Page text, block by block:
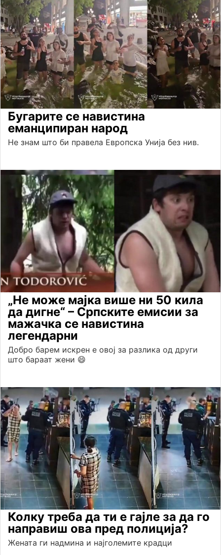
Бугарите се навистина
еманципиран народ
Не знам што би правела Европска Унија без нив.
„Не може мајка више ни 50 кила
да дигне“ – Српските емисии за
мажачка се навистина
легендарни
Добро барем искрен е овој за разлика од други
што бараат жени 😄
Колку треба да ти е гајле за да го
направиш ова пред полиција?
Жената ги надмина и најголемите крадци